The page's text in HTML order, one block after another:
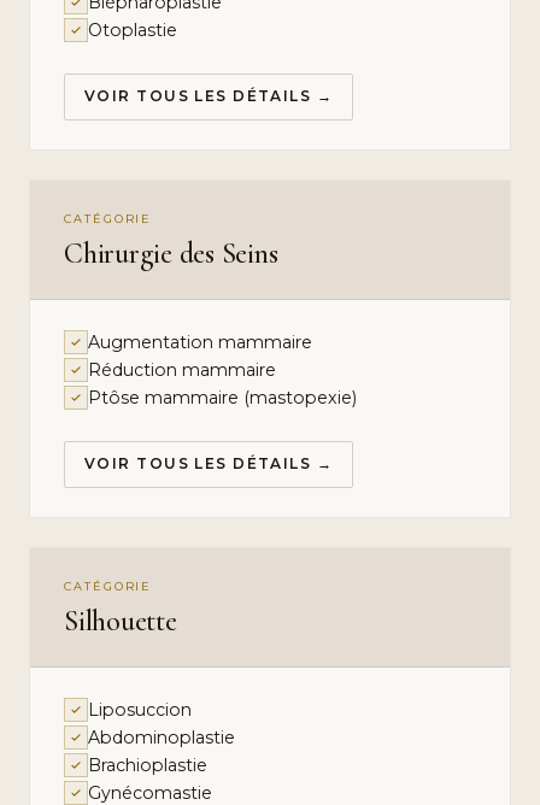
Otoplastie
VOIR TOUS LES DÉTAILS →
CATÉGORIE
Chirurgie des Seins
Augmentation mammaire
Réduction mammaire
Ptôse mammaire (mastopexie)
VOIR TOUS LES DÉTAILS →
CATÉGORIE
Silhouette
Liposuccion
Abdominoplastie
Brachioplastie
Gynécomastie